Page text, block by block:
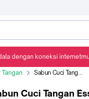
Sabun Cuci Tangan Essential Eucalyptus Refill 2x 410ml - NORVUS
Cuci Tangan
dengan koneksi